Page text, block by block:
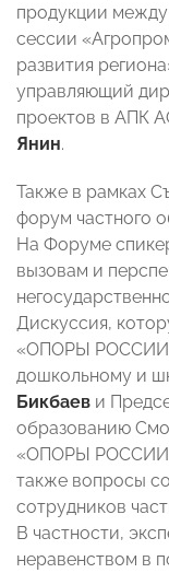
продукции
сессии
развития
управляющий
проектов в АПК
Янин.
Также в рамках
форум частного
На Форуме
вызовам и
Дискуссия,
«ОПОРЫ РОССИИ»
дошкольному и
Бикбаев и
образованию
«ОПОРЫ
также вопросы
сотрудников
В частности,
неравенством в